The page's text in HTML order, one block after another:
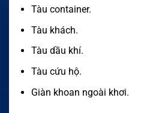
Tàu container.
Tàu khách.
Tàu dầu khí.
Tàu cứu hộ.
Giàn khoan ngoài khơi.